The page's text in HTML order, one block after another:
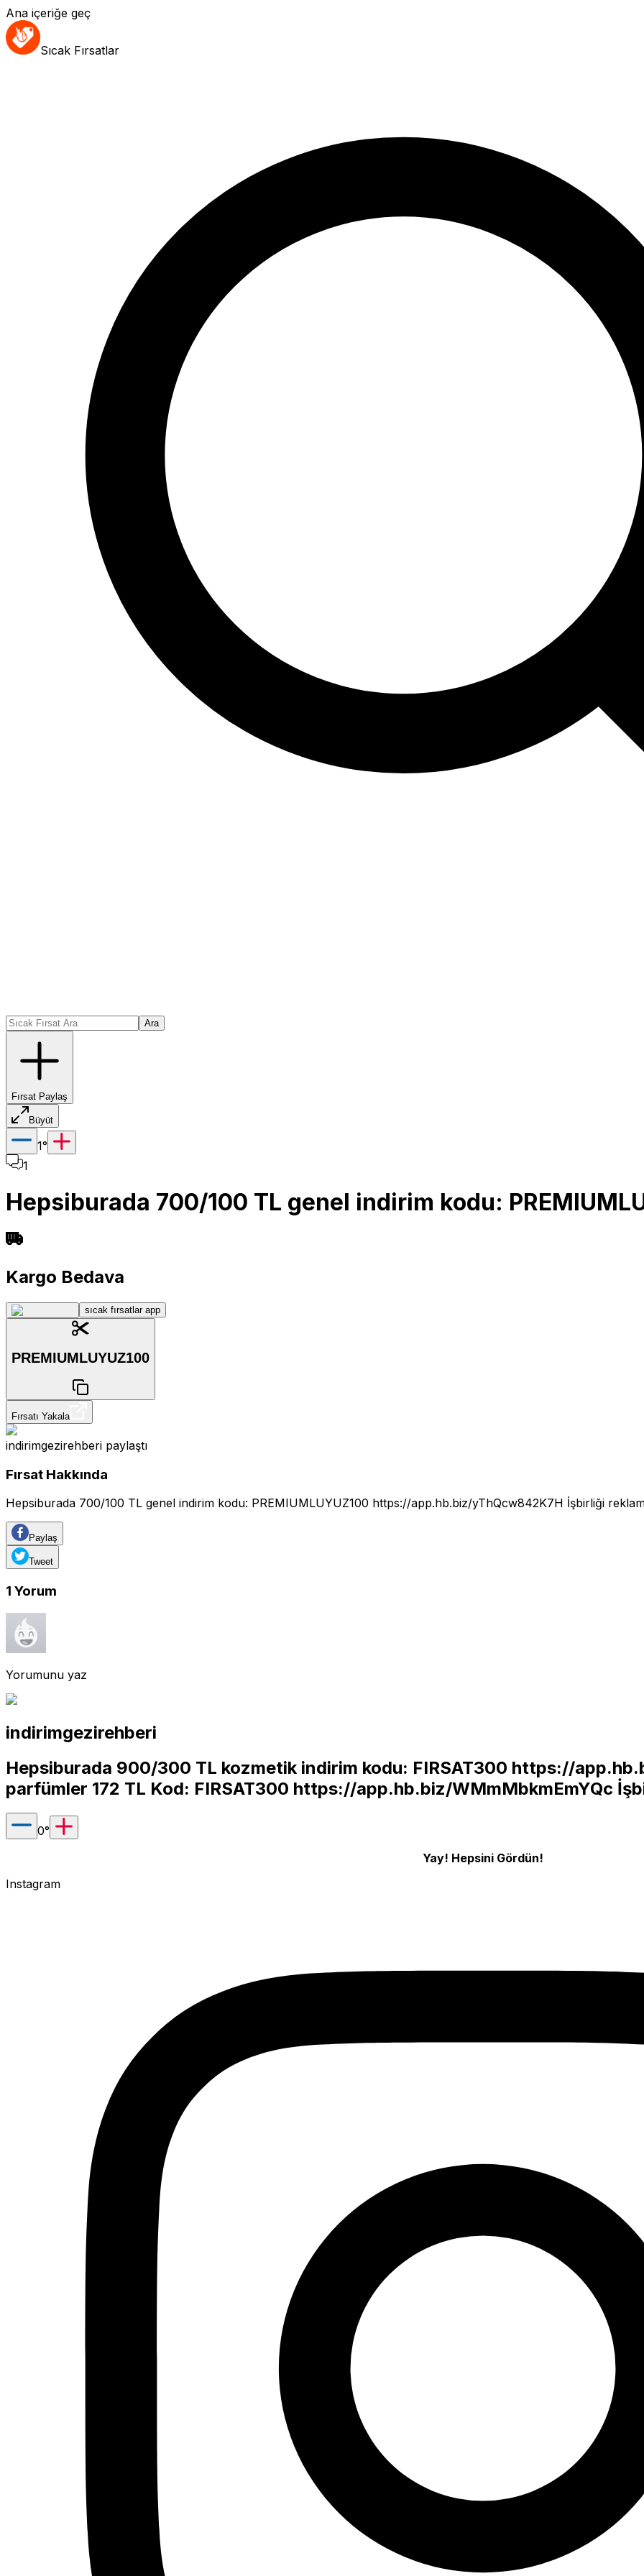
Ana içeriğe geç
Sıcak Fırsatlar
Ara
Fırsat Paylaş
Büyüt
1°
1
Hepsiburada 700/100 TL genel indirim kodu:
Kargo Bedava
sıcak fırsatlar app
PREMIUMLUYUZ100
Fırsatı Yakala
indirimgezirehberi paylaştı
Fırsat Hakkında
Hepsiburada 700/100 TL genel indirim kodu: PREMIUMLUYUZ100 https://app.hb.biz/yThQcw842K7H İşbirliği
Paylaş
Tweet
1 Yorum
Yorumunu yaz
indirimgezirehberi
Hepsiburada 900/300 TL kozmetik indirim kodu: FIRSAT300 https://
parfümler 172 TL Kod: FIRSAT300 https://app.hb.biz/WMmMbkmEmYQc
0°
Yay! Hepsini Gördün!
Instagram